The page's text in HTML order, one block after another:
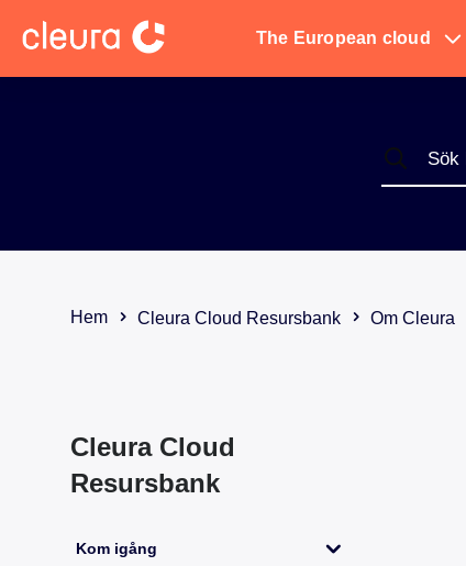
The European cloud
Hem Cleura Cloud Resursbank Om Cleura
Cleura Cloud
Resursbank
Kom igång